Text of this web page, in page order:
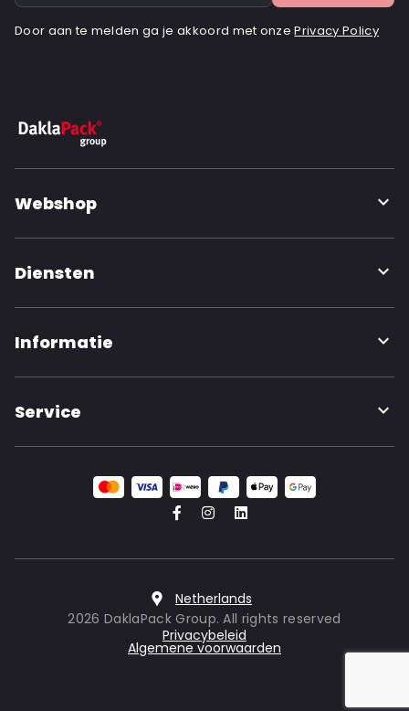
Door aan te melden ga je akkoord met onzePrivacy Policy
Webshop
Diensten
Informatie
Service
Netherlands
2026 DaklaPack Group. All rights reserved
Privacybeleid
Algemene voorwaarden